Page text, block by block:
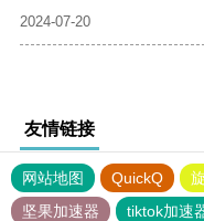
2024-07-20
友情链接
网站地图 QuickQ
坚果加速器
tiktok加速